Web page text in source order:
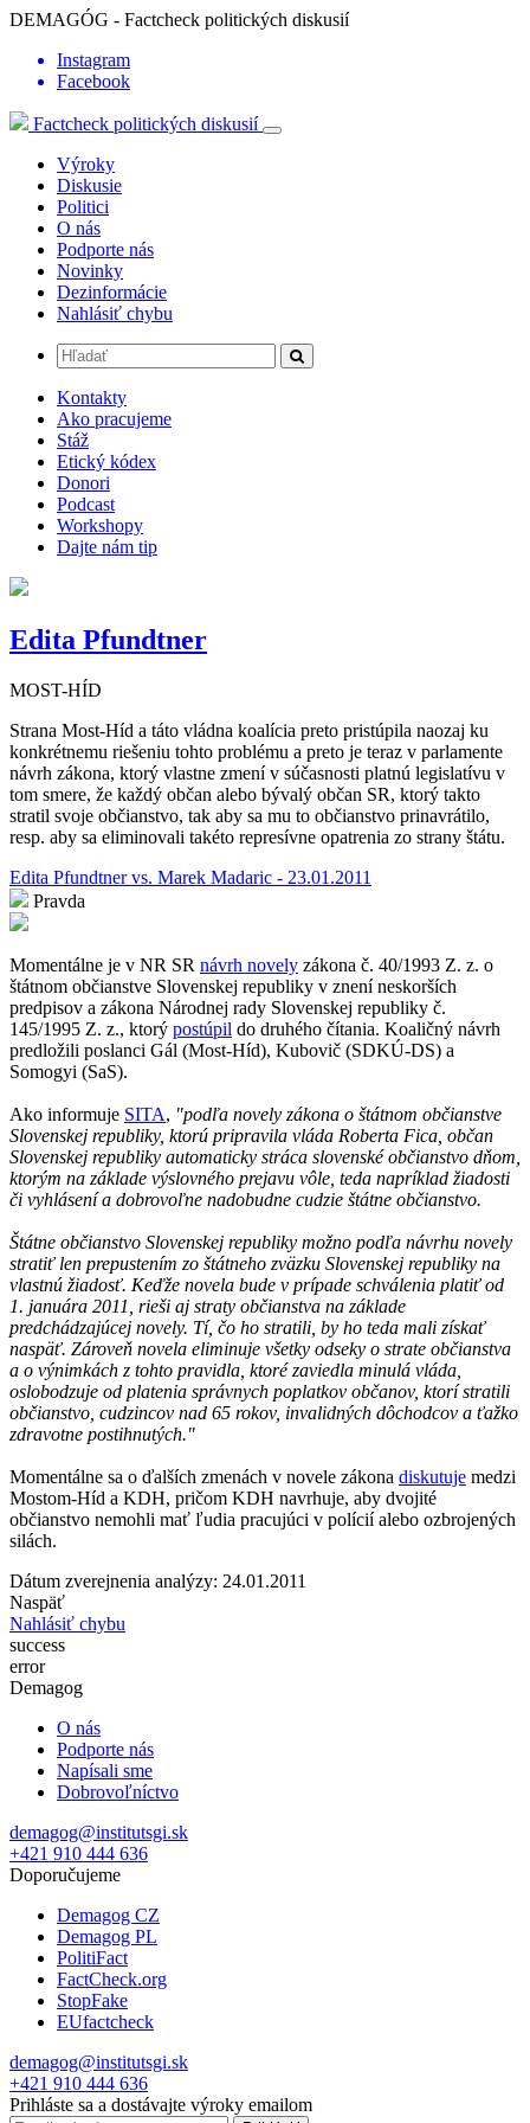
DEMAGÓG - Factcheck politických diskusií
Instagram
Facebook
Factcheck politických diskusií
Výroky
Diskusie
Politici
O nás
Podporte nás
Novinky
Dezinformácie
Nahlásiť chybu
Kontakty
Ako pracujeme
Stáž
Etický kódex
Donori
Podcast
Workshopy
Dajte nám tip
Edita Pfundtner
MOST-HÍD
Strana Most-Híd a táto vládna koalícia preto pristúpila naozaj ku
konkrétnemu riešeniu tohto problému a preto je teraz v parlamente
návrh zákona, ktorý vlastne zmení v súčasnosti platnú legislatívu v
tom smere, že každý občan alebo bývalý občan SR, ktorý takto
stratil svoje občianstvo, tak aby sa mu to občianstvo prinavrátilo,
resp. aby sa eliminovali takéto represívne opatrenia zo strany štátu.
Edita Pfundtner vs. Marek Madaric - 23.01.2011
Pravda
Momentálne je v NR SR návrh novely zákona č. 40/1993 Z. z. o
štátnom občianstve Slovenskej republiky v znení neskorších
predpisov a zákona Národnej rady Slovenskej republiky č.
145/1995 Z. z., ktorý postúpil do druhého čítania. Koaličný návrh
predložili poslanci Gál (Most-Híd), Kubovič (SDKÚ-DS) a
Somogyi (SaS).
Ako informuje SITA, "podľa novely zákona o štátnom občianstve
Slovenskej republiky, ktorú pripravila vláda Roberta Fica, občan
Slovenskej republiky automaticky stráca slovenské občianstvo dňom,
ktorým na základe výslovného prejavu vôle, teda napríklad žiadosti
či vyhlásení a dobrovoľne nadobudne cudzie štátne občianstvo.
Štátne občianstvo Slovenskej republiky možno podľa návrhu novely
stratiť len prepustením zo štátneho zväzku Slovenskej republiky na
vlastnú žiadosť. Keďže novela bude v prípade schválenia platiť od
1. januára 2011, rieši aj straty občianstva na základe
predchádzajúcej novely. Tí, čo ho stratili, by ho teda mali získať
naspäť. Zároveň novela eliminuje všetky odseky o strate občianstva
a o výnimkách z tohto pravidla, ktoré zaviedla minulá vláda,
oslobodzuje od platenia správnych poplatkov občanov, ktorí stratili
občianstvo, cudzincov nad 65 rokov, invalidných dôchodcov a ťažko
zdravotne postihnutých."
Momentálne sa o ďalších zmenách v novele zákona diskutuje medzi
Mostom-Híd a KDH, pričom KDH navrhuje, aby dvojité
občianstvo nemohli mať ľudia pracujúci v polícií alebo ozbrojených
silách.
Dátum zverejnenia analýzy: 24.01.2011
Naspäť
Nahlásiť chybu
success
error
Demagog
O nás
Podporte nás
Napísali sme
Dobrovoľníctvo
demagog@institutsgi.sk
+421 910 444 636
Doporučujeme
Demagog CZ
Demagog PL
PolitiFact
FactCheck.org
StopFake
EUfactcheck
demagog@institutsgi.sk
+421 910 444 636
Prihláste sa a dostávajte výroky emailom